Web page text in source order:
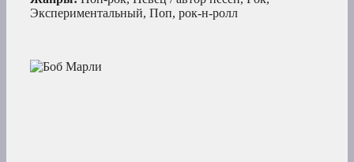
Экспериментальный, Поп, рок-н-ролл